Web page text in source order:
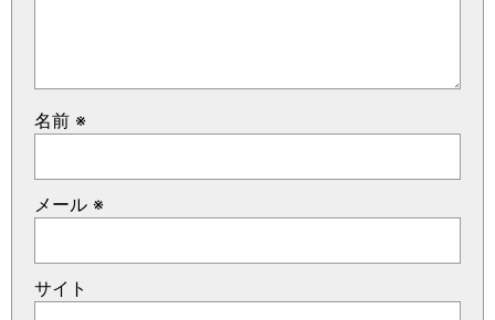
名前 ※
メール ※
サイト